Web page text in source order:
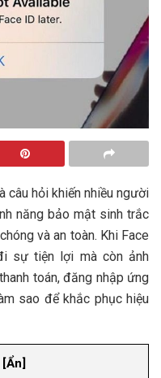
câu hỏi khiến nhiều người
năng bảo mật sinh trắc
và an toàn. Khi Face
sự tiện lợi mà còn ảnh
toán, đăng nhập ứng
sao để khắc phục hiệu
[Ẩn]